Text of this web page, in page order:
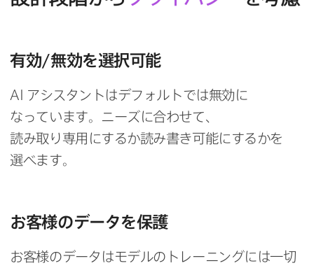
有効/無効を​選択可能
AI
アシスタントは​デフォルトでは​無効に​
なっています。​ニーズに​合わせて、​
読み取り専用に​するか​読み​書き可能に​するかを​
選べます。
お客様の​データを​保護
お客様の​データは​モデルの​トレーニングには​一切​